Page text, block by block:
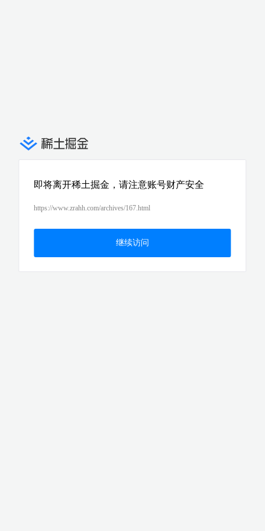
即将离开稀土掘金，请注意账号财产安全
https://www.zrahh.com/archives/167.html
继续访问